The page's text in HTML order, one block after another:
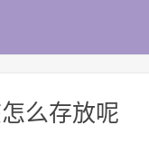
么存放呢